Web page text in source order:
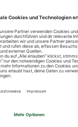
Einstellungen